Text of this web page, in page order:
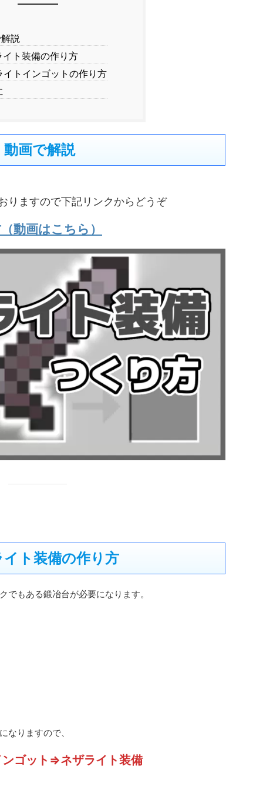
説
ト装備の作り方
トインゴットの作り方
動画で解説
りますので下記リンクからどうぞ
動画はこちら）
ト装備の作り方
でもある鍛冶台が必要になります。
なりますので、
ゴット⇒ネザライト装備